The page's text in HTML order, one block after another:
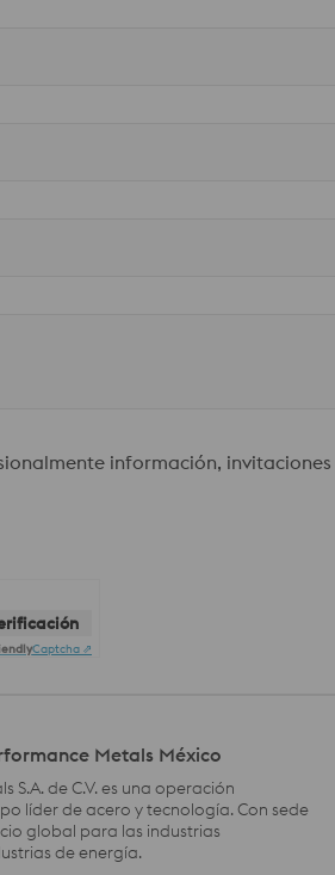
información,
Captcha ⇗
Metals México
de C.V. es una operación
líder de acero y tecnología. Con sede
global para las industrias
de energía.